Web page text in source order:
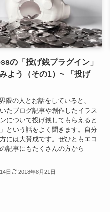
の「投げ銭プラグイン」
よう（その1）~ 「投げ
隈の人とお話をしていると、
いたブログ記事や創作したイラス
について投げ銭してもらえると
という話をよく聞きます。自分
には大賛成です。ぜひともエコ
記事にもたくさんの方から
日 2018年8月21日